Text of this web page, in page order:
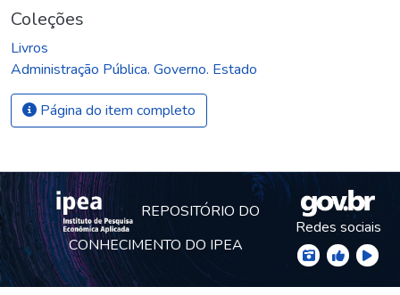
Coleções
Livros
Administração Pública. Governo. Estado
Página do item completo
REPOSITÓRIO DO
CONHECIMENTO DO IPEA
Redes sociais